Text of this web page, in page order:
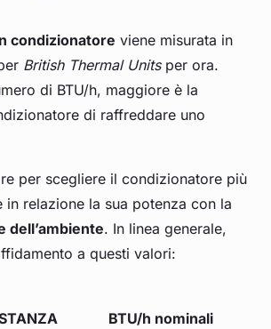
condizionatore viene misurata in
British Thermal Unitsper ora.
di BTU/h, maggiore è la
di raffreddare uno
per scegliere il condizionatore più
in relazione la sua potenza con la
dell’ambiente. In linea generale,
a questi valori:
BTU/h nominali